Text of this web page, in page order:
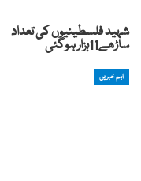
شہید فلسطینیوں کی تعداد
ساڑھے11ہزار ہوگئی
اہم خبریں